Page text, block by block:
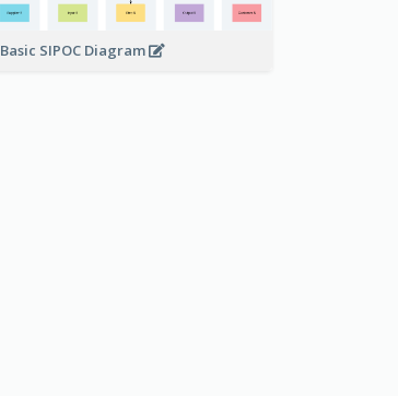
Basic SIPOC Diagram